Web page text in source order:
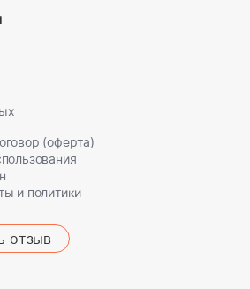
(оферта)
и политики
отзыв